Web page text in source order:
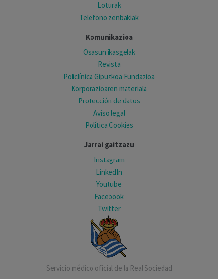
Loturak
Telefono zenbakiak
Komunikazioa
Osasun ikasgelak
Revista
Policlínica Gipuzkoa Fundazioa
Korporazioaren materiala
Protección de datos
Aviso legal
Política Cookies
Jarrai gaitzazu
Instagram
LinkedIn
Youtube
Facebook
Twitter
Servicio médico oficial de la Real Sociedad